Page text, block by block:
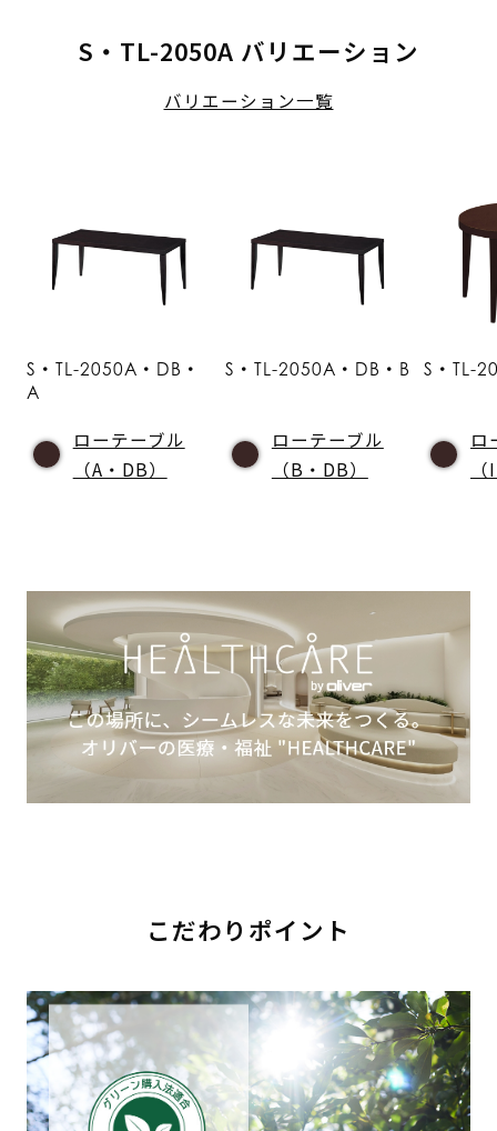
S・TL-2050A バリエーション
バリエーション一覧
S・TL-2050A・DB・
A
ローテーブル
（A・DB）
S・TL-2050A・DB・B
ローテーブル
（B・DB）
S・TL-
ロ
こだわりポイント